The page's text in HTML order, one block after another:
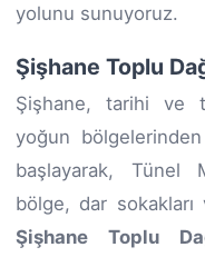
yolunu sunuyoruz.
Şişhane Toplu
Şişhane, tarihi ve
yoğun
başlayarak, Tünel
bölge, dar
Şişhane Toplu